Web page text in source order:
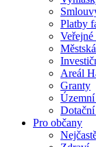
Platby
Areál
Granty
Územní
Pro občany